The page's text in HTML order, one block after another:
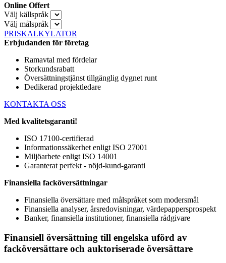
Online Offert
Välj källspråk
Välj målspråk
PRISKALKYLATOR
Erbjudanden för företag
Ramavtal med fördelar
Storkundsrabatt
Översättningstjänst tillgänglig dygnet runt
Dedikerad projektledare
KONTAKTA OSS
Med kvalitetsgaranti!
ISO 17100-certifierad
Informationssäkerhet enligt ISO 27001
Miljöarbete enligt ISO 14001
Garanterat perfekt - nöjd-kund-garanti
Finansiella facköversättningar
Finansiella översättare med målspråket som modersmål
Finansiella analyser, årsredovisningar, värdepappersprospekt
Banker, finansiella institutioner, finansiella rådgivare
Finansiell översättning till engelska uförd av
facköversättare och auktoriserade översättare